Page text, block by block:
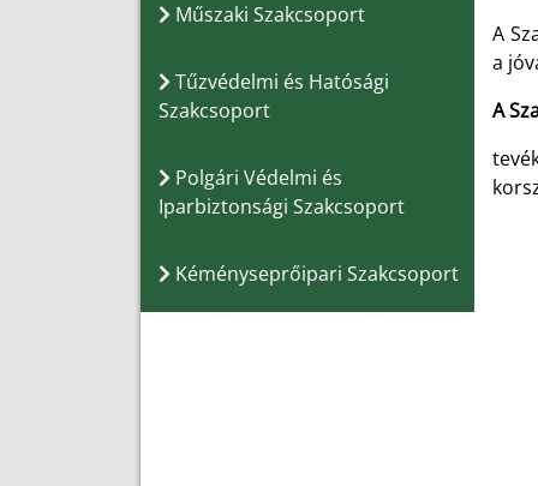
Műszaki Szakcsoport
Tűzvédelmi és Hatósági
Szakcsoport
Polgári Védelmi és
Iparbiztonsági Szakcsoport
Kéményseprőipari Szakcsoport
A
a
A